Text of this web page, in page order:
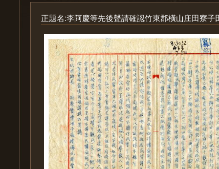
正題名:李阿慶等先後聲請確認竹東郡橫山庄田寮子